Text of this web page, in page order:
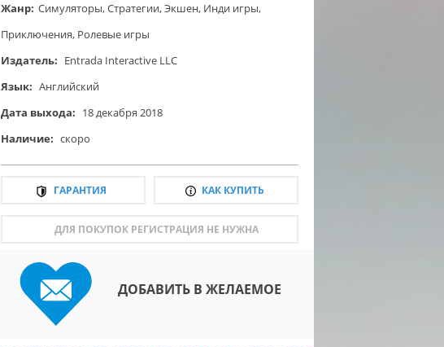
Жанр: Симуляторы,Стратегии,Экшен, Инди игры,
Приключения, Ролевые игры
Издатель: Entrada Interactive LLC
Язык: Английский
Дата выхода: 18 декабря 2018
Наличие: скоро
ГАРАНТИЯ КАК КУПИТЬ
ДЛЯ ПОКУПОК РЕГИСТРАЦИЯ НЕ НУЖНА
ДОБАВИТЬ В ЖЕЛАЕМОЕ